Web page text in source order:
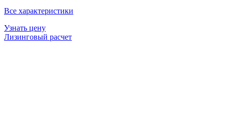
Все характеристики
Узнать цену
Лизинговый расчет